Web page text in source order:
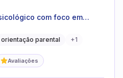
com foco em
emocional e
orientação parental +1
Avaliações